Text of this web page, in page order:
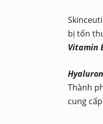
bị tổn
Vitamin
Thành
cung